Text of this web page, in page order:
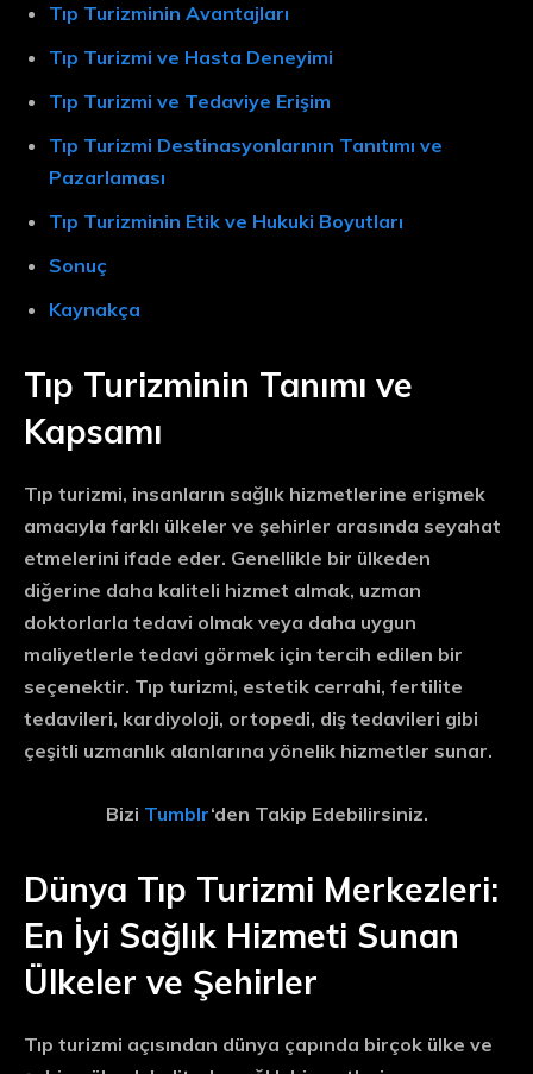
Tıp Turizminin Avantajları
Tıp Turizmi ve Hasta Deneyimi
Tıp Turizmi ve Tedaviye Erişim
Tıp Turizmi Destinasyonlarının Tanıtımı ve
Pazarlaması
Tıp Turizminin Etik ve Hukuki Boyutları
Sonuç
Kaynakça
Tıp Turizminin Tanımı ve
Kapsamı
Tıp turizmi, insanların sağlık hizmetlerine erişmek
amacıyla farklı ülkeler ve şehirler arasında seyahat
etmelerini ifade eder. Genellikle bir ülkeden
diğerine daha kaliteli hizmet almak, uzman
doktorlarla tedavi olmak veya daha uygun
maliyetlerle tedavi görmek için tercih edilen bir
seçenektir. Tıp turizmi, estetik cerrahi, fertilite
tedavileri, kardiyoloji, ortopedi, diş tedavileri gibi
çeşitli uzmanlık alanlarına yönelik hizmetler sunar.
Bizi Tumblr‘den Takip Edebilirsiniz.
Dünya Tıp Turizmi Merkezleri:
En İyi Sağlık Hizmeti Sunan
Ülkeler ve Şehirler
Tıp turizmi açısından dünya çapında birçok ülke ve